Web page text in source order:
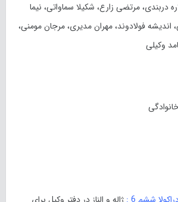
دربندی، مرتضی زارع، شکیلا سماواتی، نیما
اندیشه فولادوند، مهران مدیری، مرجان مومنی،
وکیلی